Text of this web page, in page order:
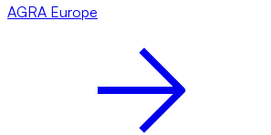
AGRA Europe